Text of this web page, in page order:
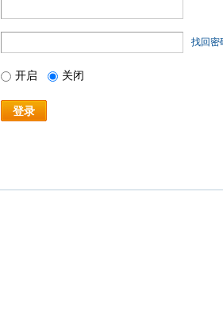
找回密
开启 关闭
登录